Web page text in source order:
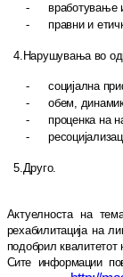
-
вработување
-
правни и
4. Нарушувања во
-
социјална
-
обем,
-
проценка на
-
5.Друго.
Актуелноста на
рехабилитација на
подобрил квалитетот
Сите информации